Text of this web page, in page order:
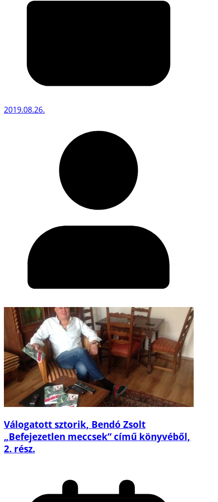
2019.08.26.
Válogatott sztorik, Bendó Zsolt
„Befejezetlen meccsek” című könyvéből,
2. rész.